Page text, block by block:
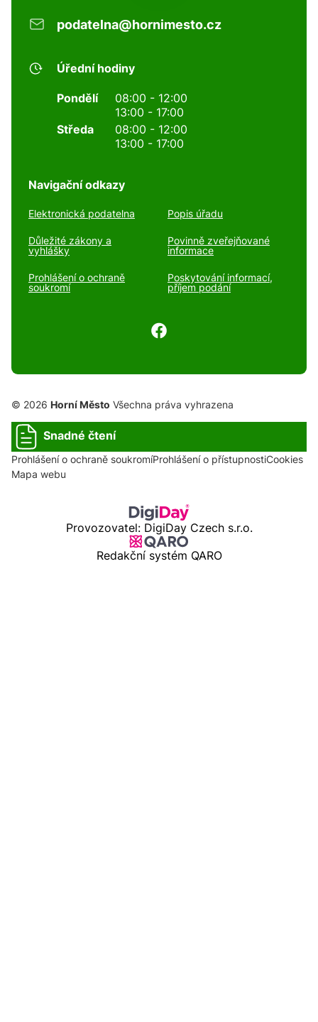
podatelna@hornimesto.cz
Úřední hodiny
Pondělí
08:00 - 12:00
13:00 - 17:00
Středa
08:00 - 12:00
13:00 - 17:00
Navigační odkazy
Elektronická podatelna Popis úřadu
Důležité zákony a
vyhlášky
Povinně zveřejňované
informace
Prohlášení o ochraně
soukromí
Poskytování informací,
příjem podání
© 2026 Horní Město Všechna práva vyhrazena
Snadné čtení
Prohlášení o ochraně soukromíProhlášení o přístupnostiCookies
Mapa webu
Provozovatel: DigiDay Czech s.r.o.
Redakční systém QARO